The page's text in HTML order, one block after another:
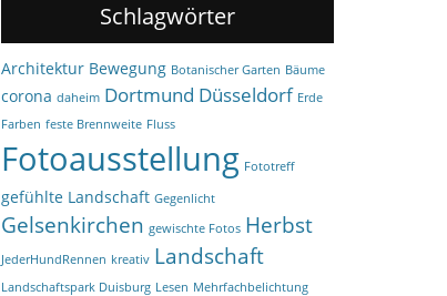
Schlagwörter
Architektur Bewegung Botanischer Garten Bäume
corona daheim Dortmund Düsseldorf Erde
Farben feste Brennweite Fluss
Fotoausstellung Fototreff
gefühlte Landschaft Gegenlicht
Gelsenkirchen gewischte Fotos Herbst
JederHundRennen kreativ Landschaft
Landschaftspark Duisburg Lesen Mehrfachbelichtung